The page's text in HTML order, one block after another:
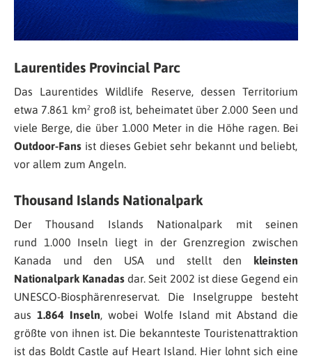
Laurentides Provincial Parc
Das Laurentides Wildlife Reserve, dessen Territorium
etwa 7.861 km² groß ist, beheimatet über 2.000 Seen und
viele Berge, die über 1.000 Meter in die Höhe ragen. Bei
Outdoor-Fans ist dieses Gebiet sehr bekannt und beliebt,
vor allem zum Angeln.
Thousand Islands Nationalpark
Der Thousand Islands Nationalpark mit seinen
rund 1.000 Inseln liegt in der Grenzregion zwischen
Kanada und den USA und stellt den kleinsten
Nationalpark Kanadas dar. Seit 2002 ist diese Gegend ein
UNESCO-Biosphärenreservat. Die Inselgruppe besteht
aus1.864 Inseln , wobei Wolfe Island mit Abstand die
größte von ihnen ist. Die bekannteste Touristenattraktion
ist das Boldt Castle auf Heart Island. Hier lohnt sich eine